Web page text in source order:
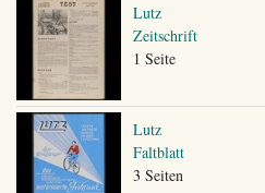
Lutz
Zeitschrift
1 Seite
Lutz
Faltblatt
3 Seiten